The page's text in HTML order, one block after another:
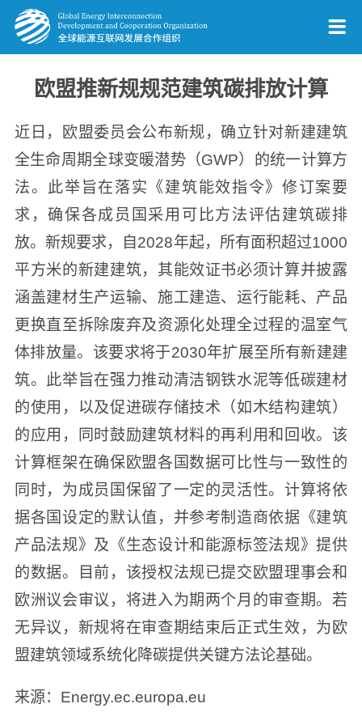
欧盟推新规规范建筑碳排放计算
近日，欧盟委员会公布新规，确立针对新建建筑
全生命周期全球变暖潜势（GWP）的统一计算方
法。此举旨在落实《建筑能效指令》修订案要
求，确保各成员国采用可比方法评估建筑碳排
放。新规要求，自2028年起，所有面积超过1000
平方米的新建建筑，其能效证书必须计算并披露
涵盖建材生产运输、施工建造、运行能耗、产品
更换直至拆除废弃及资源化处理全过程的温室气
体排放量。该要求将于2030年扩展至所有新建建
筑。此举旨在强力推动清洁钢铁水泥等低碳建材
的使用，以及促进碳存储技术（如木结构建筑）
的应用，同时鼓励建筑材料的再利用和回收。该
计算框架在确保欧盟各国数据可比性与一致性的
同时，为成员国保留了一定的灵活性。计算将依
据各国设定的默认值，并参考制造商依据《建筑
产品法规》及《生态设计和能源标签法规》提供
的数据。目前，该授权法规已提交欧盟理事会和
欧洲议会审议，将进入为期两个月的审查期。若
无异议，新规将在审查期结束后正式生效，为欧
盟建筑领域系统化降碳提供关键方法论基础。
来源：Energy.ec.europa.eu